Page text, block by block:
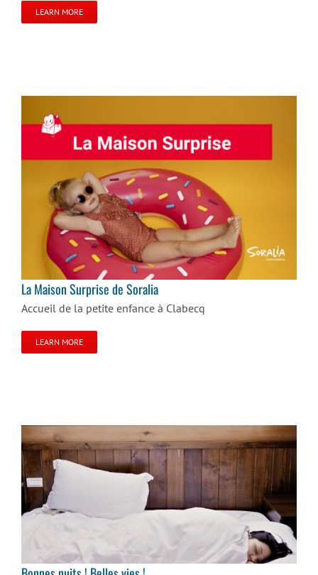
LEARN MORE
La Maison Surprise de Soralia
La Maison Surprise de Soralia
Accueil de la petite enfance à Clabecq
LEARN MORE
Bonnes nuits ! Belles vies !